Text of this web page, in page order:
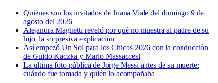
Quiénes son los invitados de Juana Viale del domingo 9 de
agosto del 2026
Alejandra Maglietti reveló por qué no muestra al padre de su
hijo: la sorpresiva explicación
Así empezó Un Sol para los Chicos 2026 con la conducción
de Guido Kaczka y Mario Massaccesi
La última foto pública de Jorge Messi antes de su muerte:
cuándo fue tomada y quién lo acompañaba